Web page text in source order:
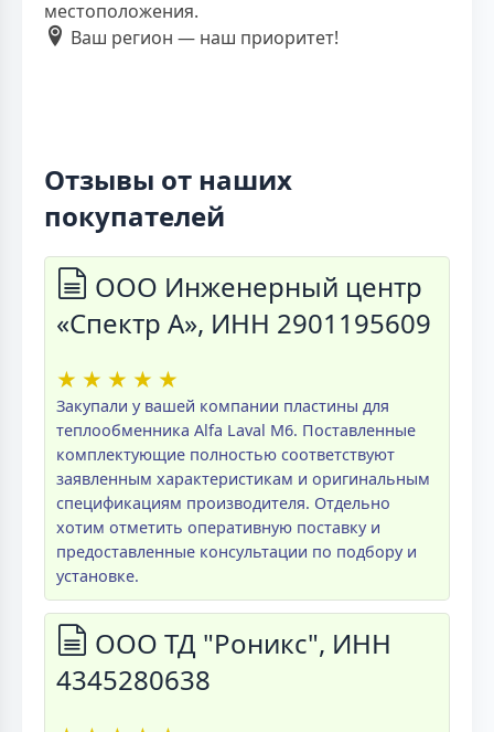
местоположения.
Ваш регион — наш приоритет!
Отзывы от наших
покупателей
ООО Инженерный центр
«Спектр А», ИНН 2901195609
★ ★ ★ ★ ★
Закупали у вашей компании пластины для
теплообменника Alfa Laval M6. Поставленные
комплектующие полностью соответствуют
заявленным характеристикам и оригинальным
спецификациям производителя. Отдельно
хотим отметить оперативную поставку и
предоставленные консультации по подбору и
установке.
ООО ТД "Роникс", ИНН
4345280638